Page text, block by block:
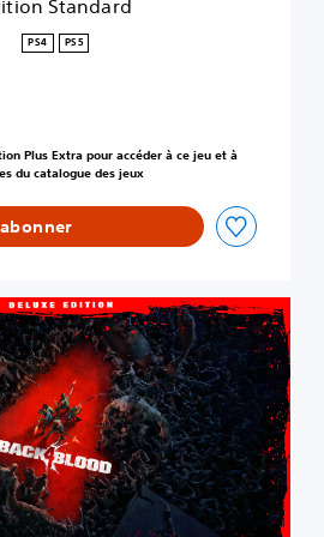
Standard
PS4 PS5
rapport au prix d'origine de €70,00
Plus Extra pour accéder à ce jeu et à
du catalogue des jeux